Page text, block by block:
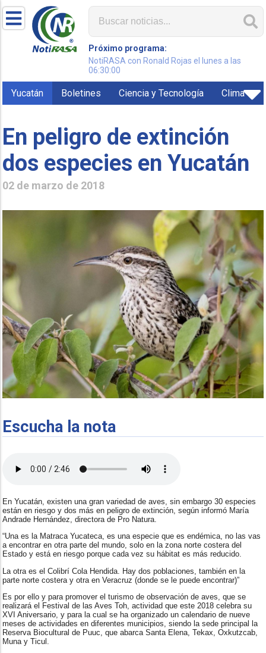
Próximo programa:
NotiRASA con Ronald Rojas el lunes a las
06:30:00
Yucatán Boletines Ciencia y Tecnología Clima
En peligro de extinción
dos especies en Yucatán
02 de marzo de 2018
Escucha la nota
En Yucatán, existen una gran variedad de aves, sin embargo 30 especies
están en riesgo y dos más en peligro de extinción, según informó María
Andrade Hernández, directora de Pro Natura.
“Una es la Matraca Yucateca, es una especie que es endémica, no las vas
a encontrar en otra parte del mundo, solo en la zona norte costera del
Estado y está en riesgo porque cada vez su hábitat es más reducido.
La otra es el Colibrí Cola Hendida. Hay dos poblaciones, también en la
parte norte costera y otra en Veracruz (donde se le puede encontrar)”
Es por ello y para promover el turismo de observación de aves, que se
realizará el Festival de las Aves Toh, actividad que este 2018 celebra su
XVI Aniversario, y para la cual se ha organizado un calendario de nueve
meses de actividades en diferentes municipios, siendo la sede principal la
Reserva Biocultural de Puuc, que abarca Santa Elena, Tekax, Oxkutzcab,
Muna y Ticul.